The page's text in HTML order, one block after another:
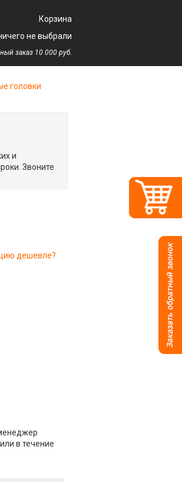
Корзина
не выбрали
заказ 10 000 руб.
головки
и
Звоните
дешевле?
в течение